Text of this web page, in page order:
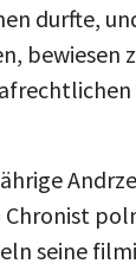
durfte,
bewiesen
Chronist
seine